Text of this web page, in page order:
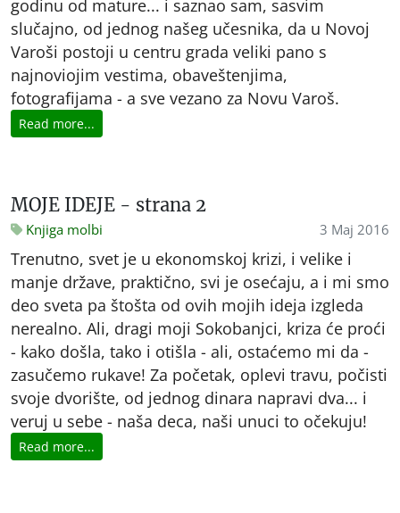
godinu od mature... i saznao sam, sasvim
slučajno, od jednog našeg učesnika, da u Novoj
Varoši postoji u centru grada veliki pano s
najnoviojim vestima, obaveštenjima,
fotografijama - a sve vezano za Novu Varoš.
Read more...
MOJE IDEJE - strana 2
Knjiga molbi 3 Maj 2016
Trenutno, svet je u ekonomskoj krizi, i velike i
manje države, praktično, svi je osećaju, a i mi smo
deo sveta pa štošta od ovih mojih ideja izgleda
nerealno. Ali, dragi moji Sokobanjci, kriza će proći
- kako došla, tako i otišla - ali, ostaćemo mi da -
zasučemo rukave! Za početak, oplevi travu, počisti
svoje dvorište, od jednog dinara napravi dva... i
veruj u sebe - naša deca, naši unuci to očekuju!
Read more...